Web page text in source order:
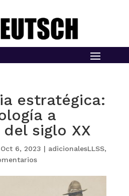
estratégica:
a
siglo XX
Oct 6, 2023 | adicionalesLLSS,